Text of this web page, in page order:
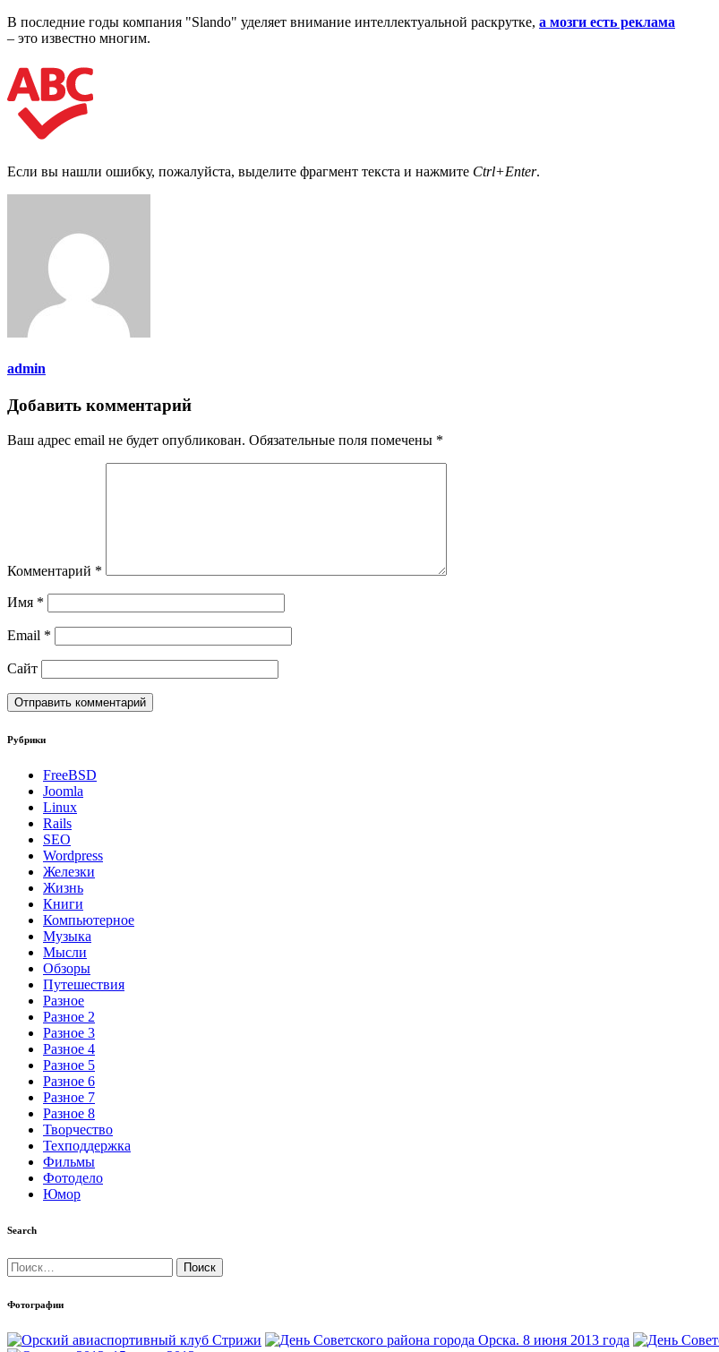
В последние годы компания "Slando" уделяет внимание интеллектуальной раскрутке, а мозги есть реклама
– это известно многим.
Если вы нашли ошибку, пожалуйста, выделите фрагмент текста и нажмите Ctrl+Enter.
admin
Добавить комментарий
Ваш адрес email не будет опубликован. Обязательные поля помечены *
Комментарий *
Имя *
Email *
Сайт
Рубрики
FreeBSD
Joomla
Linux
Rails
SEO
Wordpress
Железки
Жизнь
Книги
Компьютерное
Музыка
Мысли
Обзоры
Путешествия
Разное
Разное 2
Разное 3
Разное 4
Разное 5
Разное 6
Разное 7
Разное 8
Творчество
Техподдержка
Фильмы
Фотодело
Юмор
Search
Найти:
Фотографии